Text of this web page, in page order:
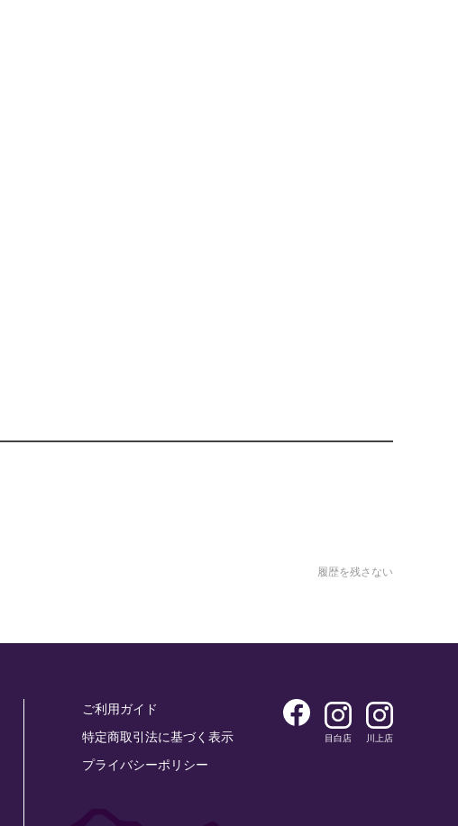
履歴を残さない
ご利用ガイド
特定商取引法に基づく表示
プライバシーポリシー
目白店 川上店